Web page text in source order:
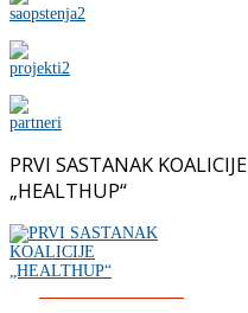
PRVI SASTANAK KOALICIJE
„HEALTHUP“